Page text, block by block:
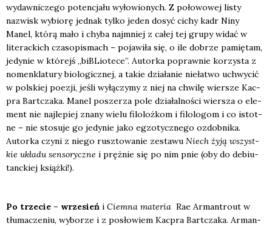
wydaw­ni­cze­go poten­cja­łu wyło­wio­nych. Z poło­wo­wej listy
nazwisk wybio­rę jed­nak tyl­ko jeden dosyć cichy kadr Niny
Manel, któ­rą mało i chy­ba naj­mniej z całej tej gru­py widać w
lite­rac­kich cza­so­pi­smach – poja­wi­ła się, o ile dobrze pamię­tam,
jedy­nie w któ­rejś „biBLio­te­ce”. Autor­ka popraw­nie korzy­sta z
nomen­kla­tu­ry bio­lo­gicz­nej, a takie dzia­ła­nie nie­ła­two uchwy­cić
w pol­skiej poezji, jeśli wyłą­czy­my z niej na chwi­lę wier­sze Kac­
pra Bart­cza­ka. Manel posze­rza pole dzia­łal­no­ści wier­sza o ele­
ment nie naj­le­piej zna­ny wie­lu filo­loż­kom i filo­lo­gom i co istot­
ne – nie sto­su­je go jedy­nie jako egzo­tycz­ne­go ozdob­ni­ka.
Autor­ka czy­ni z nie­go rusz­to­wa­nie zesta­wu Niech żyją wszyst­
kie ukła­du sen­so­rycz­ne i pręż­nie się po nim pnie (oby do debiu­
tanc­kiej książ­ki!).
Po trze­cie – wrze­sień i Ciem­na mate­ria Rae Arman­tro­ut w
tłu­ma­cze­niu, wybo­rze i z posło­wiem Kac­pra Bart­cza­ka. Arman­